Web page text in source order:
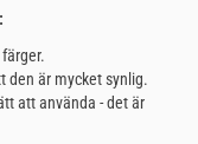
den är mycket synlig.
att använda - det är